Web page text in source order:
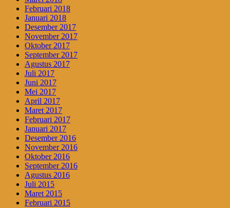
Februari 2018
Januari 2018
Desember 2017
November 2017
Oktober 2017
September 2017
Agustus 2017
Juli 2017
Juni 2017
Mei 2017
April 2017
Maret 2017
Februari 2017
Januari 2017
Desember 2016
November 2016
Oktober 2016
September 2016
Agustus 2016
Juli 2015
Maret 2015
Februari 2015